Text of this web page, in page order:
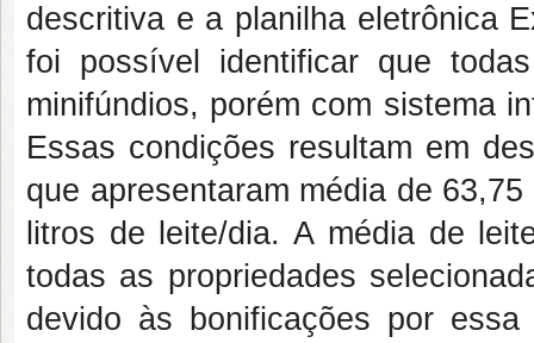
descritiva e a planilha eletrônica
foi possível identificar que
minifúndios, porém com sistema
Essas condições resultam em
que apresentaram média de
litros de leite/dia. A média de
todas as propriedades
devido às bonificações por